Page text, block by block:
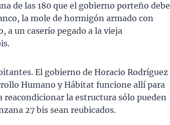
de las 180 que el gobierno porteño debe
la mole de hormigón armado con
a un caserío pegado a la vieja
El gobierno de Horacio Rodríguez
Humano y Hábitat funcione allí para
reacondicionar la estructura sólo pueden
27 bis sean reubicados.